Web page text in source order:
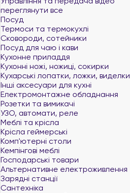
переглянути все
Посуд
Термоси та термокухлі
Сковороди, сотейники
Посуд для чаю і кави
Кухонне приладдя
Кухонні ножі, ножиці, сокирки
Кухарські лопатки, ложки, виделки
Інші аксесуари для кухні
Електромонтажне обладнання
Розетки та вимикачі
УЗО, автомати, реле
Меблі та крісла
Крісла геймерські
Комп'ютерні столи
Кемпінгові меблі
Господарські товари
Альтернативне електроживлення
Зарядні станції
Сантехніка